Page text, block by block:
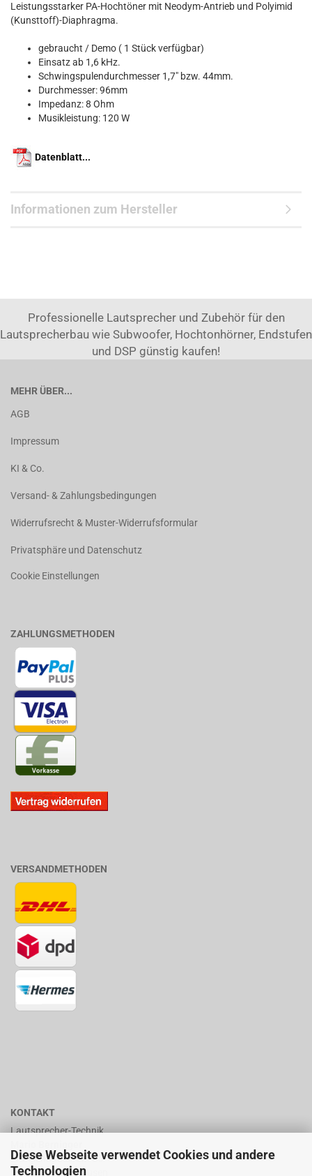
Diese Webseite verwendet Cookies und andere
Technologien
Leistungsstarker PA-Hochtöner mit Neodym-Antrieb und Polyimid
(Kunsttoff)-Diaphragma.
gebraucht / Demo ( 1 Stück verfügbar)
Einsatz ab 1,6 kHz.
Schwingspulendurchmesser 1,7" bzw. 44mm.
Durchmesser: 96mm
Impedanz: 8 Ohm
Musikleistung: 120 W
Datenblatt...
Informationen zum Hersteller
Professionelle Lautsprecher und Zubehör für den
Lautsprecherbau wie Subwoofer, Hochtonhörner, Endstufen
und DSP günstig kaufen!
MEHR ÜBER...
AGB
Impressum
KI & Co.
Versand- & Zahlungsbedingungen
Widerrufsrecht & Muster-Widerrufsformular
Privatsphäre und Datenschutz
Cookie Einstellungen
ZAHLUNGSMETHODEN
VERSANDMETHODEN
KONTAKT
Lautsprecher-Technik
Frankenhäuserstr. 65
99706 Sondershausen